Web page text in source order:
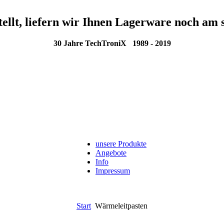
liefern wir Ihnen Lagerware noch am
30 Jahre TechTroniX 1989 - 2019
unsere Produkte
Angebote
Info
Impressum
Start Wärmeleitpasten